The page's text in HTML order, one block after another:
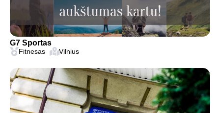
G7 Sportas
Fitnesas Vilnius